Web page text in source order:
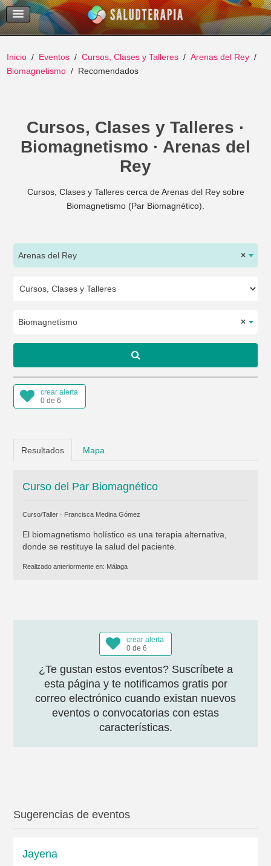
Temas Recientes
Buscar
Inicio Eventos Cursos, Clases y Talleres
Arenas del Rey
Biomagnetismo
Recomendados
Cursos, Clases y Talleres ·
Biomagnetismo · Arenas del
Rey
Cursos, Clases y Talleres cerca de Arenas del Rey sobre
Biomagnetismo (Par Biomagnético).
×
Arenas del Rey
×
Biomagnetismo
crear alerta
0 de 6
Resultados Mapa
Curso del Par Biomagnético
Curso/Taller · Francisca Medina Gómez
El biomagnetismo holístico es una terapia alternativa,
donde se restituye la salud del paciente.
Realizado anteriormente en: Málaga
crear alerta
0 de 6
¿Te gustan estos eventos? Suscríbete a
esta página y te notificamos gratis por
correo electrónico cuando existan nuevos
eventos o convocatorias con estas
características.
Sugerencias de eventos
Jayena